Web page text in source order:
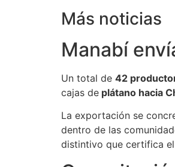
Más noticias
Manabí
Un total de 42
cajas de plátano hacia
La exportación se
dentro de las
distintivo que certifica el